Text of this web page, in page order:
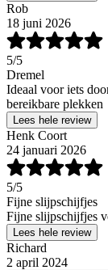
Rob
18 juni 2026
5/5
Dremel
Ideaal voor iets
bereikbare plekken
Lees hele review
Henk Coort
24 januari 2026
5/5
Fijne slijpschijfjes
Fijne slijpschijfjes
Lees hele review
Richard
2 april 2024